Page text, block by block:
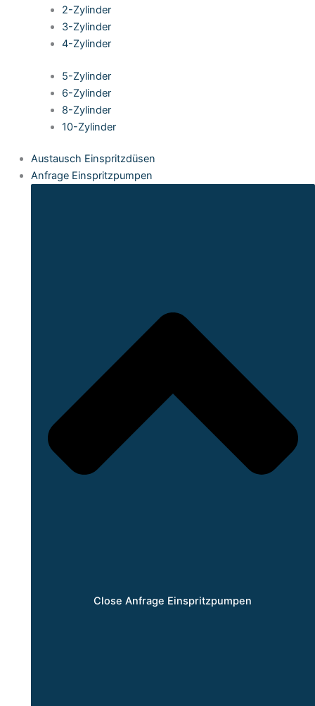
2-Zylinder
3-Zylinder
4-Zylinder
5-Zylinder
6-Zylinder
8-Zylinder
10-Zylinder
Austausch Einspritzdüsen
Anfrage Einspritzpumpen
Close Anfrage Einspritzpumpen